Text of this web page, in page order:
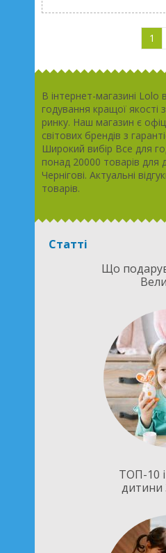
1
В інтернет-магазині
годування кращої якості
ринку. Наш магазин є
світових брендів з
Широкий вибір Все для
понад 20000 товарів для
Чернігові. Актуальні
товарів.
Статті
Що
ТОП-10
дитини